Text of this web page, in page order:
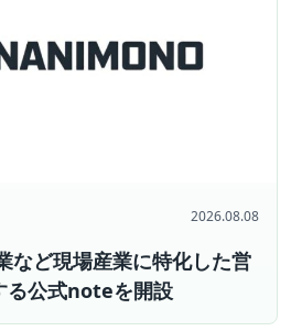
2026.08.08
ど現場産業に特化した営
る公式noteを開設